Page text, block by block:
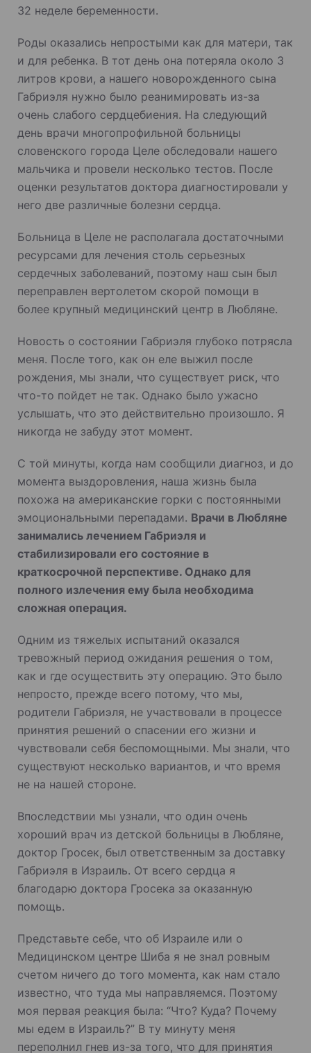
32 неделе беременности.
Роды оказались непростыми как для матери, так
и для ребенка. В тот день она потеряла около 3
литров крови, а нашего новорожденного сына
Габриэля нужно было реанимировать из-за
очень слабого сердцебиения. На следующий
день врачи многопрофильной больницы
словенского города Целе обследовали нашего
мальчика и провели несколько тестов. После
оценки результатов доктора диагностировали у
него две различные болезни сердца.
Больница в Целе не располагала достаточными
ресурсами для лечения столь серьезных
сердечных заболеваний, поэтому наш сын был
переправлен вертолетом скорой помощи в
более крупный медицинский центр в Любляне.
Новость о состоянии Габриэля глубоко потрясла
меня. После того, как он еле выжил после
рождения, мы знали, что существует риск, что
что-то пойдет не так. Однако было ужасно
услышать, что это действительно произошло. Я
никогда не забуду этот момент.
С той минуты, когда нам сообщили диагноз, и до
момента выздоровления, наша жизнь была
похожа на американские горки с постоянными
эмоциональными перепадами. Врачи в Любляне
занимались лечением Габриэля и
стабилизировали его состояние в
краткосрочной перспективе. Однако для
полного излечения ему была необходима
сложная операция.
Одним из тяжелых испытаний оказался
тревожный период ожидания решения о том,
как и где осуществить эту операцию. Это было
непросто, прежде всего потому, что мы,
родители Габриэля, не участвовали в процессе
принятия решений о спасении его жизни и
чувствовали себя беспомощными. Мы знали, что
существуют несколько вариантов, и что время
не на нашей стороне.
Впоследствии мы узнали, что один очень
хороший врач из детской больницы в Любляне,
доктор Гросек, был ответственным за доставку
Габриэля в Израиль. От всего сердца я
благодарю доктора Гросека за оказанную
помощь.
Представьте себе, что об Израиле или о
Медицинском центре Шиба я не знал ровным
счетом ничего до того момента, как нам стало
известно, что туда мы направляемся. Поэтому
моя первая реакция была: “Что? Куда? Почему
мы едем в Израиль?” В ту минуту меня
переполнил гнев из-за того, что для принятия